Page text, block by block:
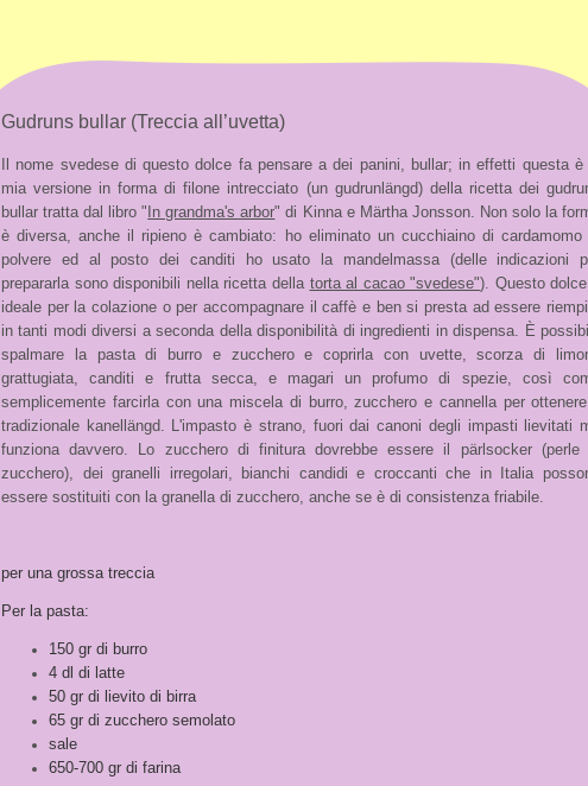
Gudruns bullar (Treccia all’uvetta)
Il nome svedese di questo dolce fa pensare a dei panini, bullar; in effetti questa è
mia versione in forma di filone intrecciato (un gudrunlängd) della ricetta dei
bullar tratta dal libro " In grandma's arbor" di Kinna e Märtha Jonsson. Non solo la
è diversa, anche il ripieno è cambiato: ho eliminato un cucchiaino di cardamomo
polvere ed al posto dei canditi ho usato la mandelmassa (delle indicazioni
prepararla sono disponibili nella ricetta della torta al cacao "svedese"). Questo
ideale per la colazione o per accompagnare il caffè e ben si presta ad essere
in tanti modi diversi a seconda della disponibilità di ingredienti in dispensa. È
spalmare la pasta di burro e zucchero e coprirla con uvette, scorza di
grattugiata, canditi e frutta secca, e magari un profumo di spezie, così
semplicemente farcirla con una miscela di burro, zucchero e cannella per ottenere
tradizionale kanellängd. L'impasto è strano, fuori dai canoni degli impasti lievitati
funziona davvero. Lo zucchero di finitura dovrebbe essere il pärlsocker (perle
zucchero), dei granelli irregolari, bianchi candidi e croccanti che in Italia
essere sostituiti con la granella di zucchero, anche se è di consistenza friabile.
per una grossa treccia
Per la pasta:
150 gr di burro
4 dl di latte
50 gr di lievito di birra
65 gr di zucchero semolato
sale
650-700 gr di farina